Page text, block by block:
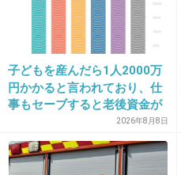
14. 匿名2014/03/26(水) 16:03:10
ジャニーズの面白いル
(笑)
15. 匿名 2014/03/26(水) 16:03:31
子どもを産んだら1人2000万
円かかると言われており、仕
事もセーブすると老後資金が
貯められない…一方、子育て
していない人は潤沢な資金で
悠々老後だと歪んでいるので
2026年8月8日